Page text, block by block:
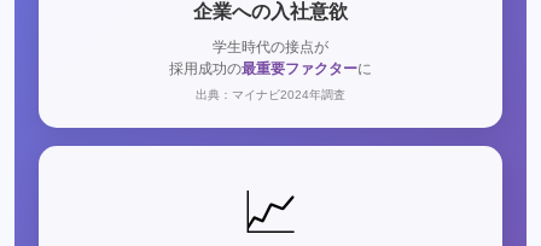
企業への入社意欲
学生時代の接点が
採用成功の最重要ファクターに
出典：マイナビ2024年調査
📈